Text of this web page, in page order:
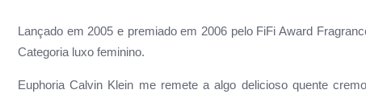
Lançado em 2005 e premiado em 2006 pelo FiFi Award
Categoria luxo feminino.
Euphoria Calvin Klein me remete a algo delicioso quente